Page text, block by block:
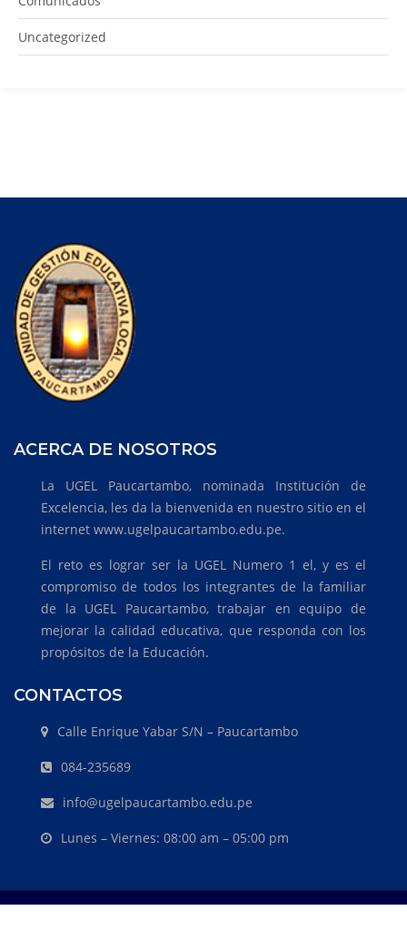
Uncategorized
ACERCA DE NOSOTROS
La UGEL Paucartambo, nominada Institución de
Excelencia, les da la bienvenida en nuestro sitio en el
internet www.ugelpaucartambo.edu.pe.
El reto es lograr ser la UGEL Numero 1 el, y es el
compromiso de todos los integrantes de la familiar
de la UGEL Paucartambo, trabajar en equipo de
mejorar la calidad educativa, que responda con los
propósitos de la Educación.
CONTACTOS
Calle Enrique Yabar S/N – Paucartambo
084-235689
info@ugelpaucartambo.edu.pe
Lunes – Viernes: 08:00 am – 05:00 pm